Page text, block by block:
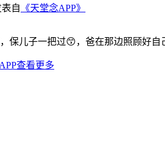
自 《天堂念APP》
保儿子一把过😙，爸在那边照顾好
查看更多